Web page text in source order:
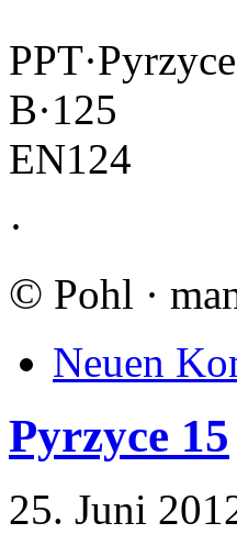
PPT·Pyrzyce
B·125
EN124
·
© Pohl ·
Neuen
Pyrzyce 15
25. Juni